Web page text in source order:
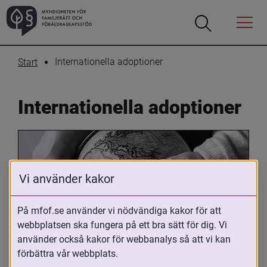
Öppna
Öppna
Menyn
Start Internationella adoptioner
Internationella adoptioner
Oavsett om du är adopterad,
adoptivförälder eller arbetar med
Vi använder kakor
På mfof.se använder vi nödvändiga kakor för att
webbplatsen ska fungera på ett bra sätt för dig. Vi
använder också kakor för webbanalys så att vi kan
förbättra vår webbplats.